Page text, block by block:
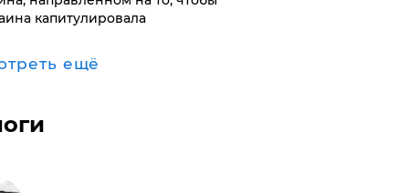
капитулировала
ещё